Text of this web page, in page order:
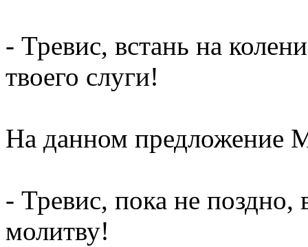
- Тревис, встань на
твоего слуги!
На данном предложение
- Тревис, пока не поздно,
молитву!